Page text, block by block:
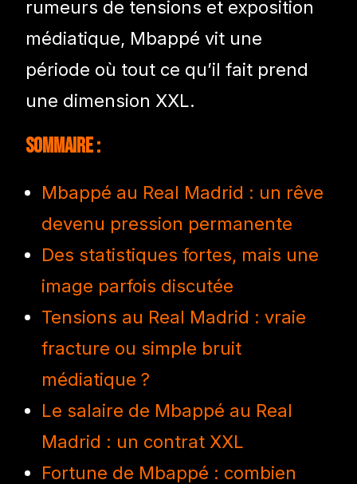
rumeurs de tensions et exposition
médiatique, Mbappé vit une
période où tout ce qu’il fait prend
une dimension XXL.
Sommaire :
Mbappé au Real Madrid : un rêve
devenu pression permanente
Des statistiques fortes, mais une
image parfois discutée
Tensions au Real Madrid : vraie
fracture ou simple bruit
médiatique ?
Le salaire de Mbappé au Real
Madrid : un contrat XXL
Fortune de Mbappé : combien